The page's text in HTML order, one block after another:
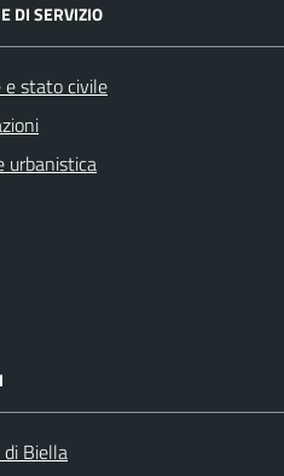
DI SERVIZIO
e stato civile
urbanistica
Biella